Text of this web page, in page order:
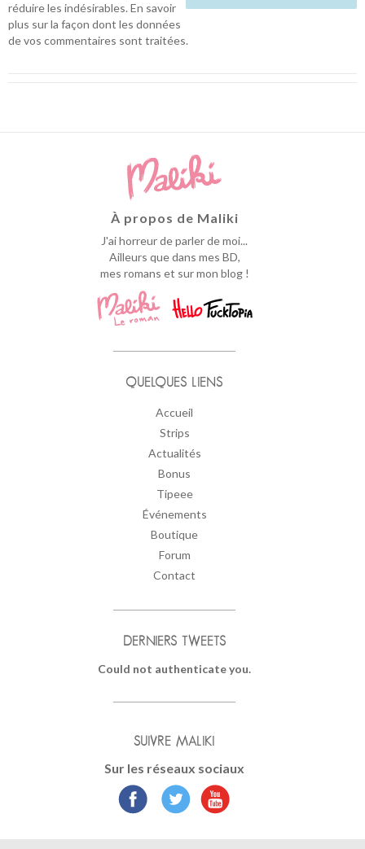
réduire les indésirables.En savoir
plus sur la façon dont les données
de vos commentaires sont traitées.
À propos de Maliki
J'ai horreur de parler de moi...
Ailleurs que dans mes BD,
mes romans et sur mon blog !
QUELQUES LIENS
Accueil
Strips
Actualités
Bonus
Tipeee
Événements
Boutique
Forum
Contact
DERNIERS TWEETS
Could not authenticate you.
SUIVRE MALIKI
Sur les réseaux sociaux